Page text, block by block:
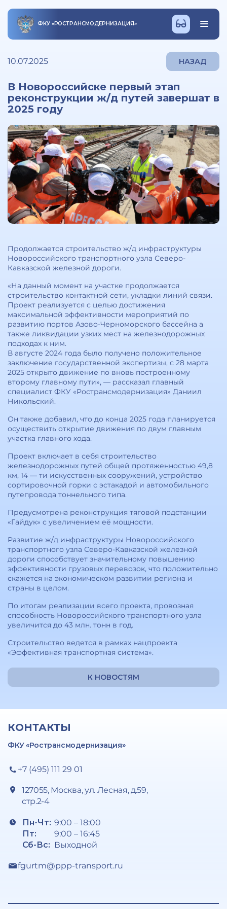
ФКУ «РОСТРАНСМОДЕРНИЗАЦИЯ»
10.07.2025 НАЗАД
В Новороссийске первый этап
реконструкции ж/д путей завершат в
2025 году
Продолжается строительство ж/д инфраструктуры
Новороссийского транспортного узла Северо-
Кавказской железной дороги.
«На данный момент на участке продолжается
строительство контактной сети, укладки линий связи.
Проект реализуется с целью достижения
максимальной эффективности мероприятий по
развитию портов Азово-Черноморского бассейна а
также ликвидации узких мест на железнодорожных
подходах к ним.
В августе 2024 года было получено положительное
заключение государственной экспертизы, с 28 марта
2025 открыто движение по вновь построенному
второму главному пути», — рассказал главный
специалист ФКУ «Ространсмодернизация» Даниил
Никольский.
Он также добавил, что до конца 2025 года планируется
осуществить открытие движения по двум главным
участка главного хода.
Проект включает в себя строительство
железнодорожных путей общей протяженностью 49,8
км, 14 — ти искусственных сооружений, устройство
сортировочной горки с эстакадой и автомобильного
путепровода тоннельного типа.
Предусмотрена реконструкция тяговой подстанции
«Гайдук» с увеличением её мощности.
Развитие ж/д инфраструктуры Новороссийского
транспортного узла Северо-Кавказской железной
дороги способствует значительному повышению
эффективности грузовых перевозок, что положительно
скажется на экономическом развитии региона и
страны в целом.
По итогам реализации всего проекта, провозная
способность Новороссийского транспортного узла
увеличится до 43 млн. тонн в год.
Строительство ведется в рамках нацпроекта
«Эффективная транспортная система».
К НОВОСТЯМ
КОНТАКТЫ
ФКУ «Ространсмодернизация»
+7 (495) 111 29 01
127055, Москва, ул. Лесная, д.59,
стр.2-4
Пн-Чт:
Пт:
Сб-Вс:
9:00 – 18:00
9:00 – 16:45
Выходной
fgurtm@ppp-transport.ru